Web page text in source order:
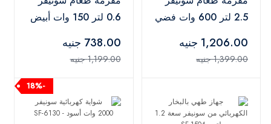
2.5 لتر 600 وات فضي
1,206.00 جنيه
1,399.00 جنيه
0.6 لتر 150 وات أبيض
738.00 جنيه
1,199.00 جنيه
-18%